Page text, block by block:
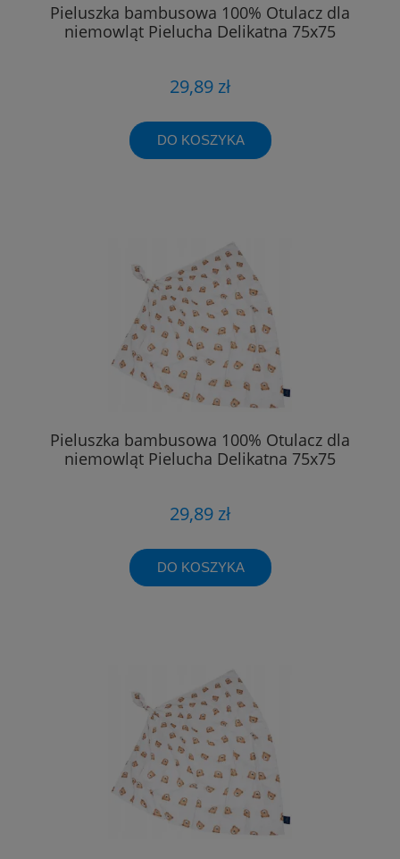
Pieluszka bambusowa 100% Otulacz dla
niemowląt Pielucha Delikatna 75x75
29,89 zł
DO KOSZYKA
Pieluszka bambusowa 100% Otulacz dla
niemowląt Pielucha Delikatna 75x75
29,89 zł
DO KOSZYKA